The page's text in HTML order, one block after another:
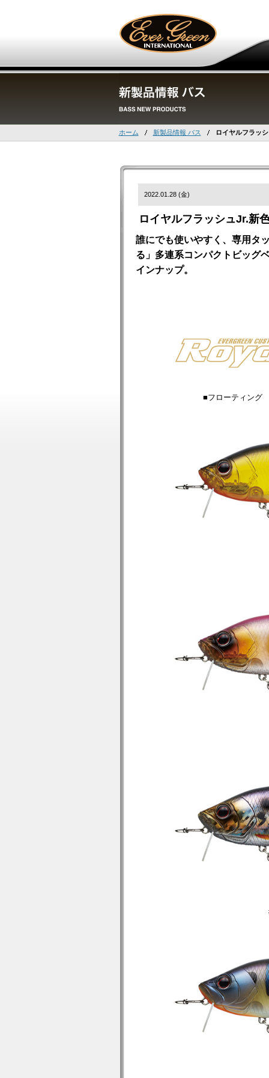
ホーム 新製品情報 バス ロイヤルフラッ
2022.01.28 (金)
ロイヤルフラッシュJr.新
誰にでも使いやすく、専用タ
る」多連系コンパクトビッグ
インナップ。
■フローティング